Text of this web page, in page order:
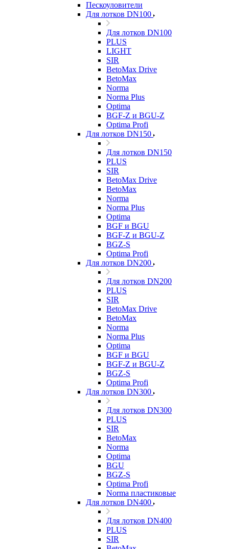
Пескоуловители
Для лотков DN100
Для лотков DN100
PLUS
LIGHT
SIR
BetoMax Drive
BetoMax
Norma
Norma Plus
Optima
BGF-Z и BGU-Z
Optima Profi
Для лотков DN150
Для лотков DN150
PLUS
SIR
BetoMax Drive
BetoMax
Norma
Norma Plus
Optima
BGF и BGU
BGF-Z и BGU-Z
BGZ-S
Optima Profi
Для лотков DN200
Для лотков DN200
PLUS
SIR
BetoMax Drive
BetoMax
Norma
Norma Plus
Optima
BGF и BGU
BGF-Z и BGU-Z
BGZ-S
Optima Profi
Для лотков DN300
Для лотков DN300
PLUS
SIR
BetoMax
Norma
Optima
BGU
BGZ-S
Optima Profi
Norma пластиковые
Для лотков DN400
Для лотков DN400
PLUS
SIR